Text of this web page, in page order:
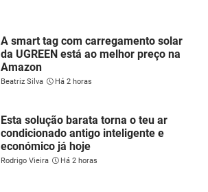
A smart tag com carregamento solar
da UGREEN está ao melhor preço na
Amazon
Beatriz Silva Há 2 horas
Esta solução barata torna o teu ar
condicionado antigo inteligente e
económico já hoje
Rodrigo Vieira Há 2 horas